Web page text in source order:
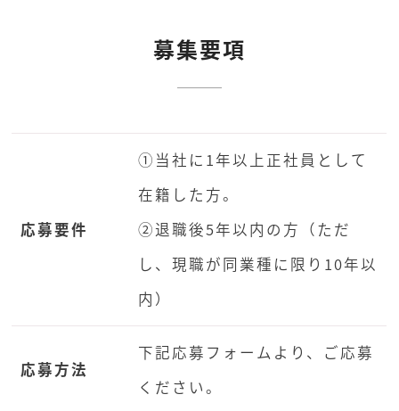
募集要項
応募要件
①当社に1年以上正社員として
在籍した方。
②退職後5年以内の方（ただ
し、現職が同業種に限り10年以
内）
応募方法
下記応募フォームより、ご応募
ください。